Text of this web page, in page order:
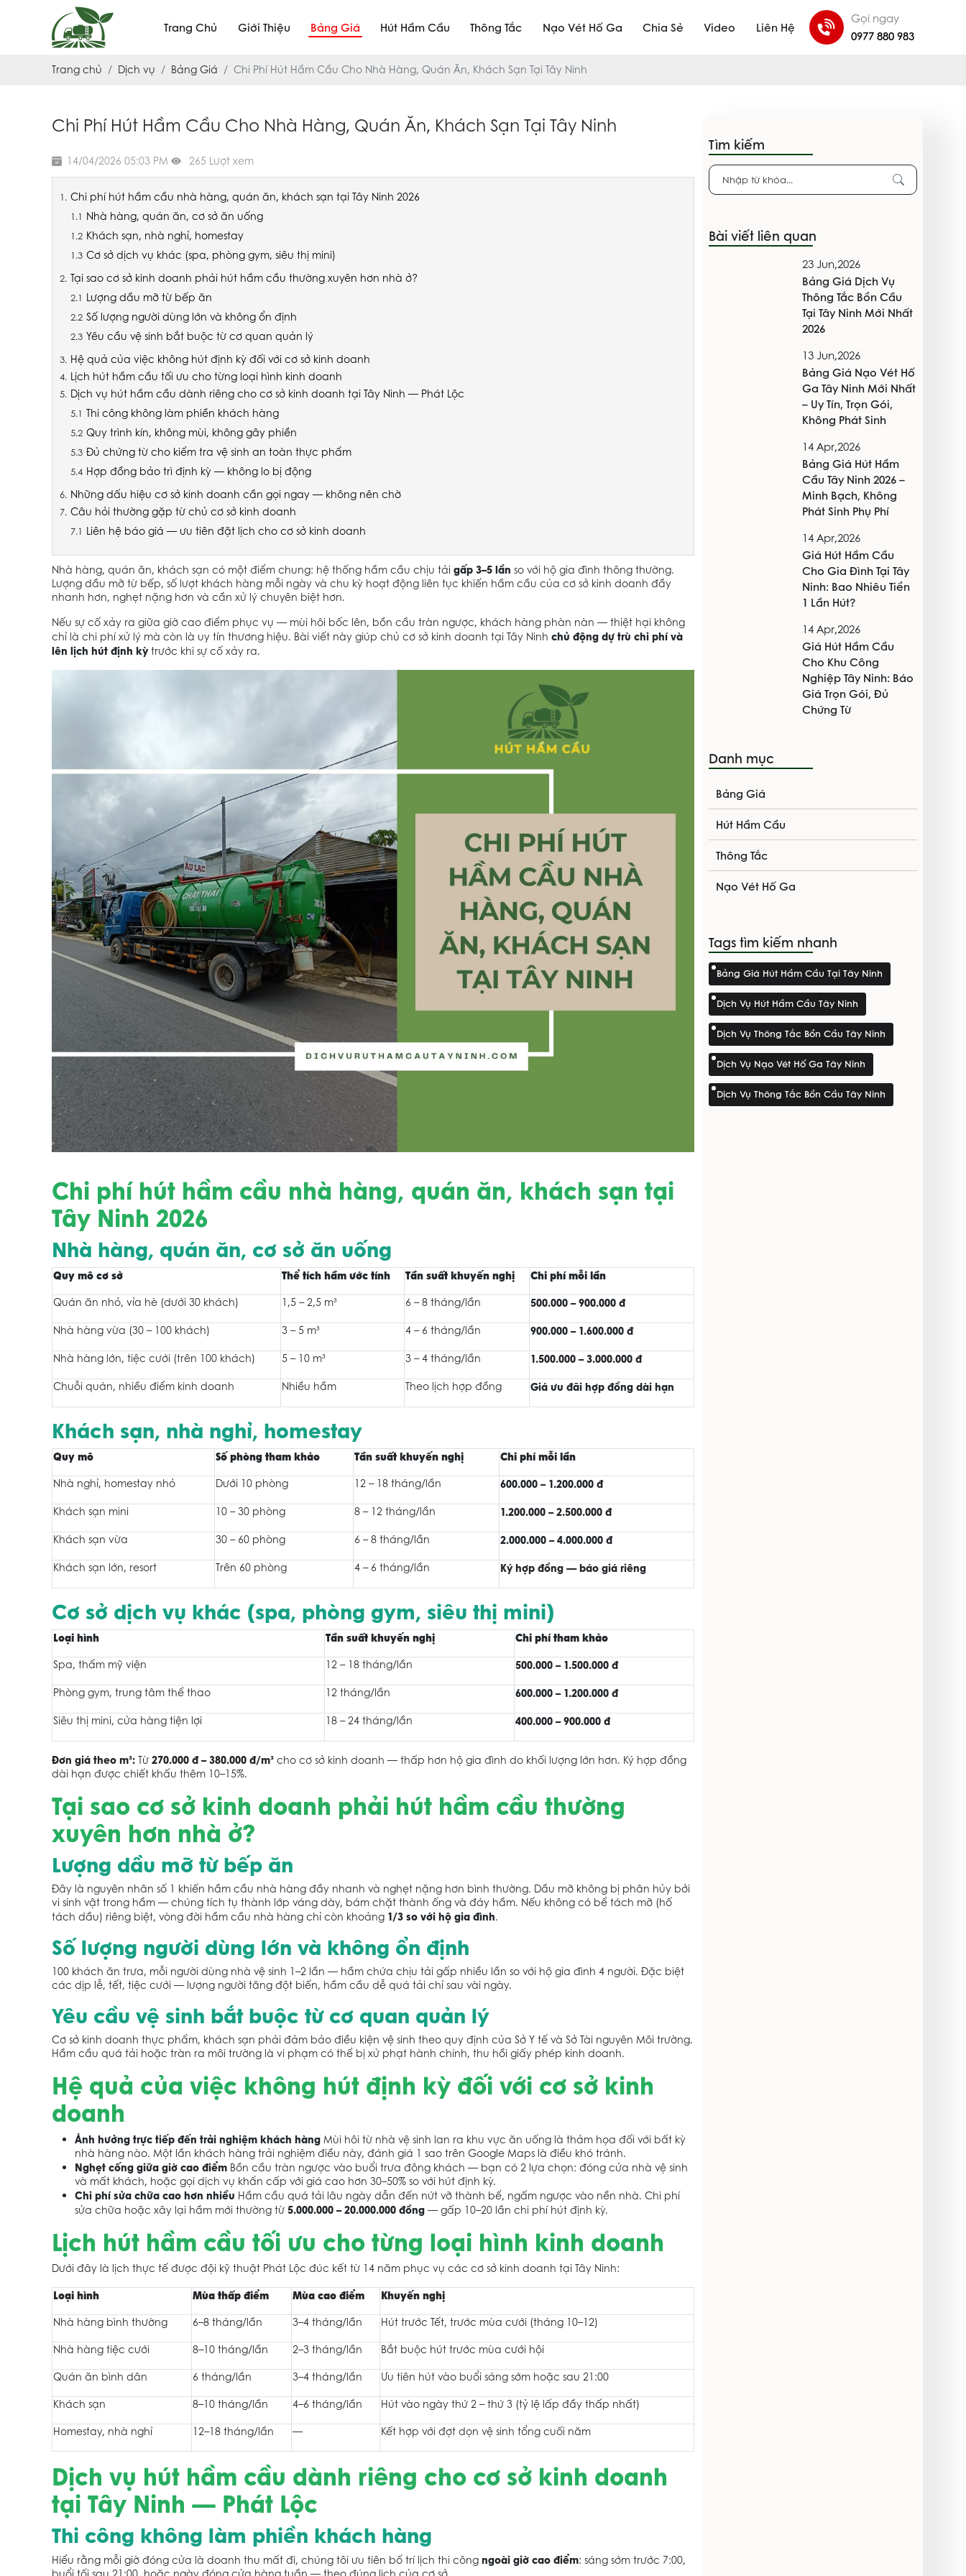
Trang Chủ Giới Thiệu Bảng Giá Hút Hầm Cầu Thông Tắc Nạo Vét Hố Ga Chia Sẻ Video Liên Hệ
Gọi ngay
0977 880 983
Trang chủ Dịch vụ Bảng Giá Chi Phí Hút Hầm Cầu Cho Nhà Hàng, Quán Ăn, Khách Sạn Tại Tây Ninh
Chi Phí Hút Hầm Cầu Cho Nhà Hàng, Quán Ăn, Khách Sạn Tại Tây Ninh
14/04/2026 05:03 PM 265 Lượt xem
Chi phí hút hầm cầu nhà hàng, quán ăn, khách sạn tại Tây Ninh 2026
Nhà hàng, quán ăn, cơ sở ăn uống
Khách sạn, nhà nghỉ, homestay
Cơ sở dịch vụ khác (spa, phòng gym, siêu thị mini)
Tại sao cơ sở kinh doanh phải hút hầm cầu thường xuyên hơn nhà ở?
Lượng dầu mỡ từ bếp ăn
Số lượng người dùng lớn và không ổn định
Yêu cầu vệ sinh bắt buộc từ cơ quan quản lý
Hệ quả của việc không hút định kỳ đối với cơ sở kinh doanh
Lịch hút hầm cầu tối ưu cho từng loại hình kinh doanh
Dịch vụ hút hầm cầu dành riêng cho cơ sở kinh doanh tại Tây Ninh — Phát Lộc
Thi công không làm phiền khách hàng
Quy trình kín, không mùi, không gây phiền
Đủ chứng từ cho kiểm tra vệ sinh an toàn thực phẩm
Hợp đồng bảo trì định kỳ — không lo bị động
Những dấu hiệu cơ sở kinh doanh cần gọi ngay — không nên chờ
Câu hỏi thường gặp từ chủ cơ sở kinh doanh
Liên hệ báo giá — ưu tiên đặt lịch cho cơ sở kinh doanh
Nhà hàng, quán ăn, khách sạn có một điểm chung: hệ thống hầm cầu chịu tải gấp 3–5 lần so với hộ gia đình thông thường.
Lượng dầu mỡ từ bếp, số lượt khách hàng mỗi ngày và chu kỳ hoạt động liên tục khiến hầm cầu của cơ sở kinh doanh đầy
nhanh hơn, nghẹt nặng hơn và cần xử lý chuyên biệt hơn.
Nếu sự cố xảy ra giữa giờ cao điểm phục vụ — mùi hôi bốc lên, bồn cầu tràn ngược, khách hàng phàn nàn — thiệt hại không
chỉ là chi phí xử lý mà còn là uy tín thương hiệu. Bài viết này giúp chủ cơ sở kinh doanh tại Tây Ninh chủ động dự trù chi phí và
lên lịch hút định kỳtrước khi sự cố xảy ra.
Chi phí hút hầm cầu nhà hàng, quán ăn, khách sạn tại
Tây Ninh 2026
Nhà hàng, quán ăn, cơ sở ăn uống
Quy mô cơ sở Thể tích hầm ước tính Tần suất khuyến nghị Chi phí mỗi lần
Quán ăn nhỏ, vỉa hè (dưới 30 khách) 1,5 – 2,5 m³ 6 – 8 tháng/lần 500.000 – 900.000 đ
Nhà hàng vừa (30 – 100 khách) 3 – 5 m³ 4 – 6 tháng/lần 900.000 – 1.600.000 đ
Nhà hàng lớn, tiệc cưới (trên 100 khách) 5 – 10 m³ 3 – 4 tháng/lần 1.500.000 – 3.000.000 đ
Chuỗi quán, nhiều điểm kinh doanh Nhiều hầm Theo lịch hợp đồng Giá ưu đãi hợp đồng dài hạn
Khách sạn, nhà nghỉ, homestay
Quy mô Số phòng tham khảo Tần suất khuyến nghị Chi phí mỗi lần
Nhà nghỉ, homestay nhỏ Dưới 10 phòng 12 – 18 tháng/lần 600.000 – 1.200.000 đ
Khách sạn mini 10 – 30 phòng 8 – 12 tháng/lần 1.200.000 – 2.500.000 đ
Khách sạn vừa 30 – 60 phòng 6 – 8 tháng/lần 2.000.000 – 4.000.000 đ
Khách sạn lớn, resort Trên 60 phòng 4 – 6 tháng/lần Ký hợp đồng — báo giá riêng
Cơ sở dịch vụ khác (spa, phòng gym, siêu thị mini)
Loại hình Tần suất khuyến nghị Chi phí tham khảo
Spa, thẩm mỹ viện 12 – 18 tháng/lần 500.000 – 1.500.000 đ
Phòng gym, trung tâm thể thao 12 tháng/lần 600.000 – 1.200.000 đ
Siêu thị mini, cửa hàng tiện lợi 18 – 24 tháng/lần 400.000 – 900.000 đ
Đơn giá theo m³: Từ 270.000 đ – 380.000 đ/m³ cho cơ sở kinh doanh — thấp hơn hộ gia đình do khối lượng lớn hơn. Ký hợp đồng
dài hạn được chiết khấu thêm 10–15%.
Tại sao cơ sở kinh doanh phải hút hầm cầu thường
xuyên hơn nhà ở?
Lượng dầu mỡ từ bếp ăn
Đây là nguyên nhân số 1 khiến hầm cầu nhà hàng đầy nhanh và nghẹt nặng hơn bình thường. Dầu mỡ không bị phân hủy bởi
vi sinh vật trong hầm — chúng tích tụ thành lớp váng dày, bám chặt thành ống và đáy hầm. Nếu không có bể tách mỡ (hố
tách dầu) riêng biệt, vòng đời hầm cầu nhà hàng chỉ còn khoảng 1/3 so với hộ gia đình.
Số lượng người dùng lớn và không ổn định
100 khách ăn trưa, mỗi người dùng nhà vệ sinh 1–2 lần — hầm chứa chịu tải gấp nhiều lần so với hộ gia đình 4 người. Đặc biệt
các dịp lễ, tết, tiệc cưới — lượng người tăng đột biến, hầm cầu dễ quá tải chỉ sau vài ngày.
Yêu cầu vệ sinh bắt buộc từ cơ quan quản lý
Cơ sở kinh doanh thực phẩm, khách sạn phải đảm bảo điều kiện vệ sinh theo quy định của Sở Y tế và Sở Tài nguyên Môi trường.
Hầm cầu quá tải hoặc tràn ra môi trường là vi phạm có thể bị xử phạt hành chính, thu hồi giấy phép kinh doanh.
Hệ quả của việc không hút định kỳ đối với cơ sở kinh
doanh
Ảnh hưởng trực tiếp đến trải nghiệm khách hàng Mùi hôi từ nhà vệ sinh lan ra khu vực ăn uống là thảm họa đối với bất kỳ
nhà hàng nào. Một lần khách hàng trải nghiệm điều này, đánh giá 1 sao trên Google Maps là điều khó tránh.
Nghẹt cống giữa giờ cao điểm Bồn cầu tràn ngược vào buổi trưa đông khách — bạn có 2 lựa chọn: đóng cửa nhà vệ sinh
và mất khách, hoặc gọi dịch vụ khẩn cấp với giá cao hơn 30–50% so với hút định kỳ.
Chi phí sửa chữa cao hơn nhiều Hầm cầu quá tải lâu ngày dẫn đến nứt vỡ thành bể, ngấm ngược vào nền nhà. Chi phí
sửa chữa hoặc xây lại hầm mới thường từ 5.000.000 – 20.000.000 đồng — gấp 10–20 lần chi phí hút định kỳ.
Lịch hút hầm cầu tối ưu cho từng loại hình kinh doanh
Dưới đây là lịch thực tế được đội kỹ thuật Phát Lộc đúc kết từ 14 năm phục vụ các cơ sở kinh doanh tại Tây Ninh:
Loại hình Mùa thấp điểm Mùa cao điểm Khuyến nghị
Nhà hàng bình thường 6–8 tháng/lần 3–4 tháng/lần
Hút trước Tết, trước mùa cưới (tháng 10–12)
Nhà hàng tiệc cưới
8–10 tháng/lần 2–3 tháng/lần
Bắt buộc hút trước mùa cưới hội
Quán ăn bình dân
6 tháng/lần 3–4 tháng/lần
Ưu tiên hút vào buổi sáng sớm hoặc sau 21:00
Khách sạn
8–10 tháng/lần 4–6 tháng/lần
Hút vào ngày thứ 2 – thứ 3 (tỷ lệ lấp đầy thấp nhất)
Homestay, nhà nghỉ
12–18 tháng/lần — Kết hợp với đợt dọn vệ sinh tổng cuối năm
Dịch vụ hút hầm cầu dành riêng cho cơ sở kinh doanh
tại Tây Ninh — Phát Lộc
Thi công không làm phiền khách hàng
Hiểu rằng mỗi giờ đóng cửa là doanh thu mất đi, chúng tôi ưu tiên bố trí lịch thi công ngoài giờ cao điểm: sáng sớm trước 7:00,
Tìm kiếm
Bài viết liên quan
23 Jun,2026
Bảng Giá Dịch Vụ
Thông Tắc Bồn Cầu
Tại Tây Ninh Mới Nhất
2026
13 Jun,2026
Bảng Giá Nạo Vét Hố
Ga Tây Ninh Mới Nhất
– Uy Tín, Trọn Gói,
Không Phát Sinh
14 Apr,2026
Bảng Giá Hút Hầm
Cầu Tây Ninh 2026 –
Minh Bạch, Không
Phát Sinh Phụ Phí
14 Apr,2026
Giá Hút Hầm Cầu
Cho Gia Đình Tại Tây
Ninh: Bao Nhiêu Tiền
1 Lần Hút?
14 Apr,2026
Giá Hút Hầm Cầu
Cho Khu Công
Nghiệp Tây Ninh: Báo
Giá Trọn Gói, Đủ
Chứng Từ
Danh mục
Bảng Giá
Hút Hầm Cầu
Thông Tắc
Nạo Vét Hố Ga
Tags tìm kiếm nhanh
Bảng Giá Hút Hầm Cầu Tại Tây Ninh
Dịch Vụ Hút Hầm Cầu Tây Ninh
Dịch Vụ Thông Tắc Bồn Cầu Tây Ninh
Dịch Vụ Nạo Vét Hố Ga Tây Ninh
Dịch Vụ Thông Tắc Bồn Cầu Tây Ninh